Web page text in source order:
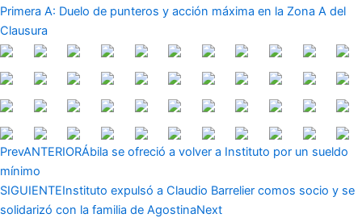
Primera A: Duelo de punteros y acción máxima en la Zona A del
Clausura
PrevANTERIORÁbila se ofreció a volver a Instituto por un sueldo
mínimo
SIGUIENTEInstituto expulsó a Claudio Barrelier comos socio y se
solidarizó con la familia de AgostinaNext